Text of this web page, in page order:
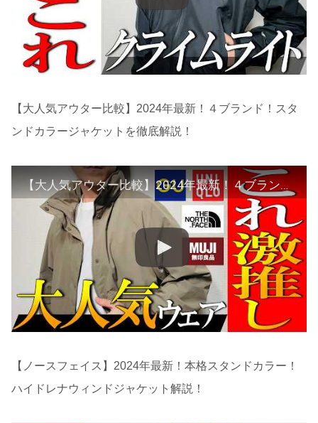
【大人気アウター比較】2024年最新！４ブランド！スタ
ンドカラージャケットを徹底解説！
【大人気アウター比較】2024年最新！４ブランド！スタンドカラージャケットを徹底解説！
【ノースフェイス】2024年最新！本格スタンドカラー！
ハイドレナウィンドジャケット解説！